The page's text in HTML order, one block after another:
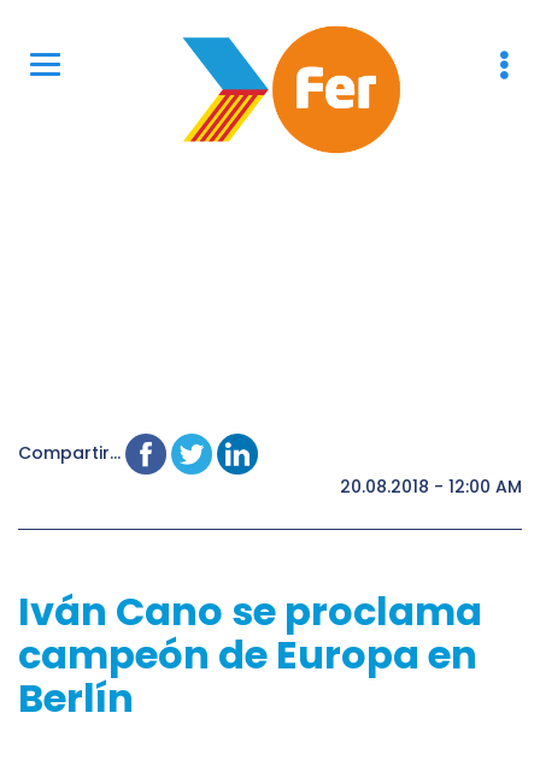
Compartir...
20.08.2018 - 12:00 AM
Iván Cano se proclama
campeón de Europa en
Berlín